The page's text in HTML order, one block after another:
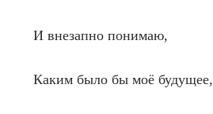
И внезапно понимаю,
Каким было бы моё будущее,